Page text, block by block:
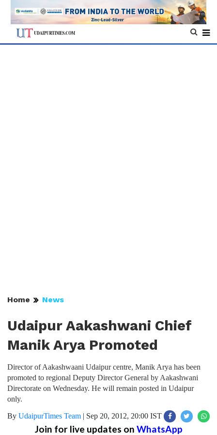
Home News
Udaipur Aakashwani Chief
Manik Arya Promoted
Director of Aakashwaani Udaipur centre, Manik Arya has been
promoted to regional Deputy Director General by Aakashwani
Directorate on Wednesday. He will remain posted in Udaipur
only.
By UdaipurTimes Team | Sep 20, 2012, 20:00 IST
Join for live updates on WhatsApp